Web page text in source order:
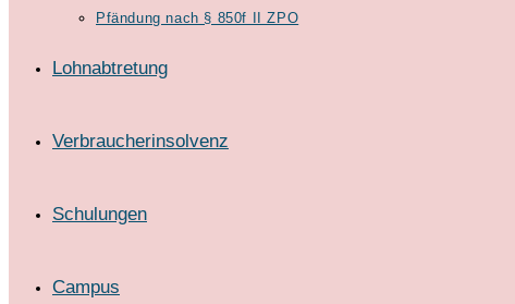
Pfändung nach § 850f II ZPO
Lohnabtretung
Verbraucherinsolvenz
Schulungen
Campus